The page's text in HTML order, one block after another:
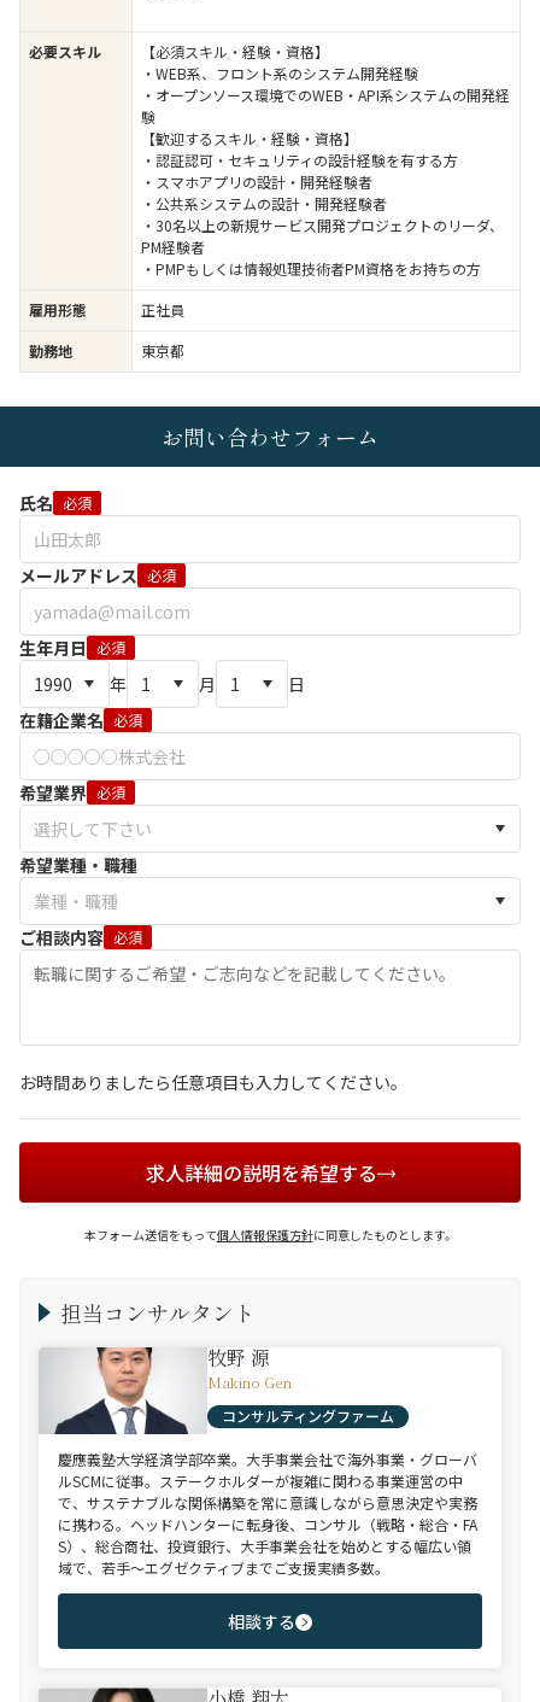
必要スキル
【必須スキル・経験・資格】
・WEB系、フロント系のシステム開発経験
・オープンソース環境でのWEB・API系システムの開発経
験
【歓迎するスキル・経験・資格】
・認証認可・セキュリティの設計経験を有する方
・スマホアプリの設計・開発経験者
・公共系システムの設計・開発経験者
・30名以上の新規サービス開発プロジェクトのリーダ、
PM経験者
・PMPもしくは情報処理技術者PM資格をお持ちの方
雇用形態
正社員
勤務地
東京都
お問い合わせフォーム
氏名 必須
メールアドレス 必須
生年月日 必須
年 月
日
在籍企業名 必須
希望業界 必須
希望業種・職種
ご相談内容 必須
お時間ありましたら任意項目も入力してください。
求人詳細の説明を希望する
本フォーム送信をもって個人情報保護方針に同意したものとします。
担当コンサルタント
牧野 源
Makino Gen
コンサルティングファーム
慶應義塾大学経済学部卒業。大手事業会社で海外事業・グローバ
ルSCMに従事。ステークホルダーが複雑に関わる事業運営の中
で、サステナブルな関係構築を常に意識しながら意思決定や実務
に携わる。ヘッドハンターに転身後、コンサル（戦略・総合・FA
S）、総合商社、投資銀行、大手事業会社を始めとする幅広い領
域で、若手～エグゼクティブまでご支援実績多数。
相談する